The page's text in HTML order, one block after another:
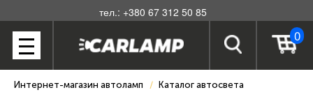
тел.: +380 67 312 50 85
0
Интернет-магазин автоламп
Каталог автосвета